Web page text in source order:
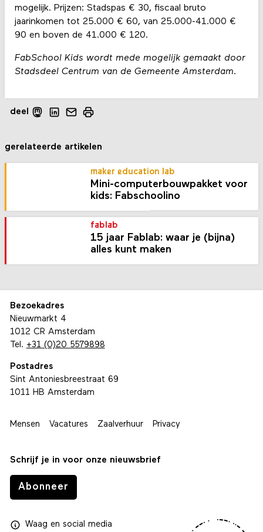
mogelijk. Prijzen: Stadspas € 30, fiscaal bruto
jaarinkomen tot 25.000 € 60, van 25.000-41.000 €
90 en boven de 41.000 € 120.
FabSchool Kids wordt mede mogelijk gemaakt door
Stadsdeel Centrum van de Gemeente Amsterdam.
deel
gerelateerde artikelen
maker education lab
Mini-computer­bouw­pakket voor
kids: Fabschoolino
fablab
15 jaar Fablab: waar je (bijna)
alles kunt maken
Bezoekadres
Nieuwmarkt 4
1012 CR Amsterdam
Tel. +31 (0)20 5579898
Postadres
Sint Antoniesbreestraat 69
1011 HB Amsterdam
Mensen Vacatures Zaalverhuur Privacy
Schrijf je in voor onze nieuwsbrief
Abonneer
Waagen social media